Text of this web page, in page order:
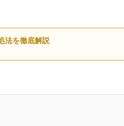
法を徹底解説